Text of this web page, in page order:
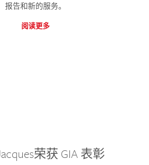
报告和新的服务。
阅读更多
荣获 GIA 表彰